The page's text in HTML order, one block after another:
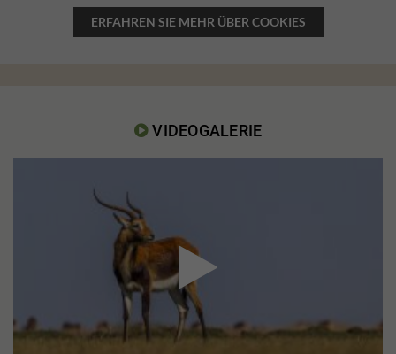
ERFAHREN SIE MEHR ÜBER COOKIES
 VIDEOGALERIE
